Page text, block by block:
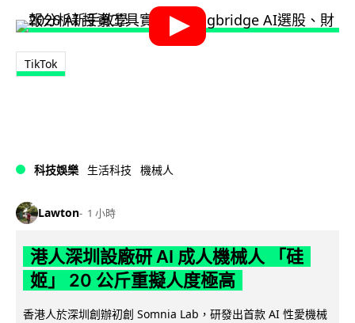
TikTok
科技娛樂 生活科技 機械人
Lawton 1 小時
港人深圳設廠研 AI 成人機械人 「硅
姬」 20 公斤重擬人度極高
香港人於深圳創辦初創 Somnia Lab，研發出首款 AI 性愛機械